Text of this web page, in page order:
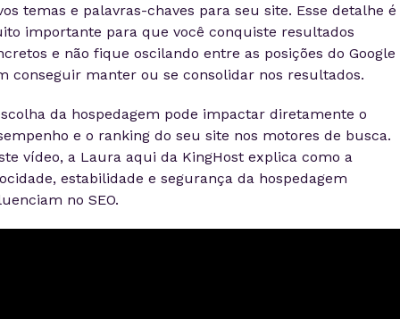
temas e palavras-chaves para seu site. Esse detalhe é
importante para que você conquiste resultados
e não fique oscilando entre as posições do Google
conseguir manter ou se consolidar nos resultados.
da hospedagem pode impactar diretamente o
e o ranking do seu site nos motores de busca.
vídeo, a Laura aqui da KingHost explica como a
estabilidade e segurança da hospedagem
no SEO.